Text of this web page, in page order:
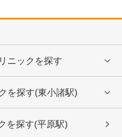
ニックを探す
を探す(東小諸駅)
を探す(平原駅)